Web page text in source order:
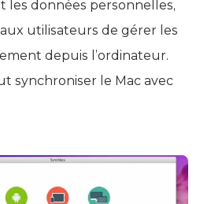
données personnelles,
utilisateurs de gérer les
depuis l’ordinateur.
synchroniser le Mac avec